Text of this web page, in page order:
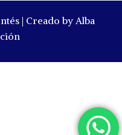
| Creado by Alba